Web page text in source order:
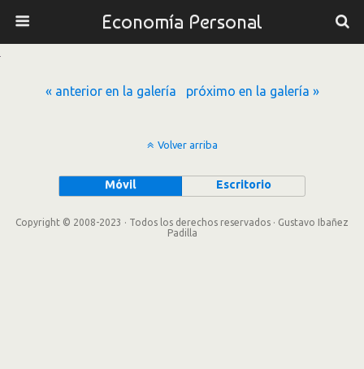
Economía Personal
« anterior en la galería próximo en la galería »
Volver arriba
Móvil Escritorio
Copyright © 2008-2023 · Todos los derechos reservados · Gustavo Ibañez
Padilla